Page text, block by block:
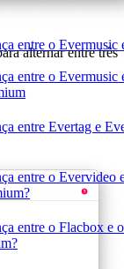
entre o Evermusic
entre o Evermusic
entre Evertag e
entre o Evervideo
entre o Flacbox e o
alternar entre três